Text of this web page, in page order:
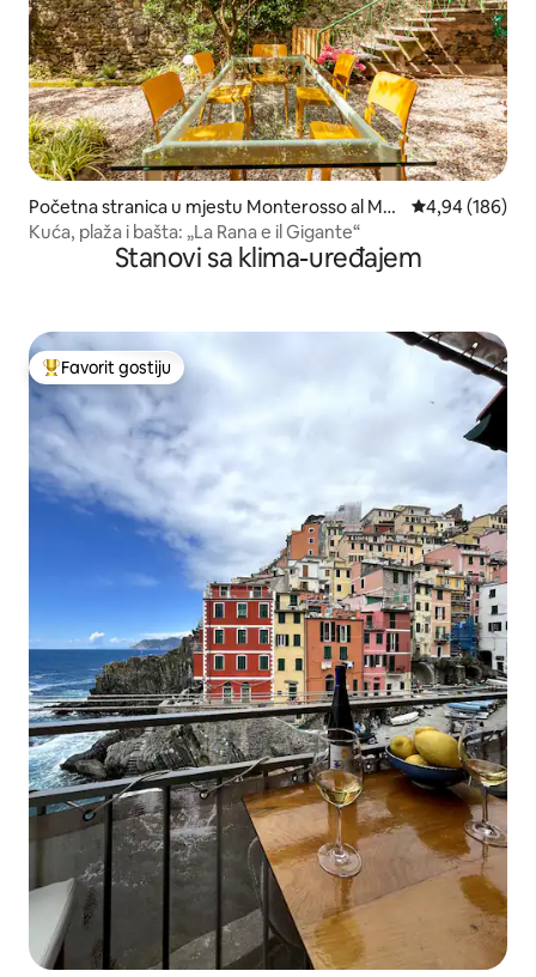
Početna stranica u mjestu Monterosso al Mar
e
prosječna
4,94 (186)
Kuća, plaža i bašta: „La Rana e il Gigante“
Stanovi sa klima-uređajem
Glavni favorit gostiju
Favorit gostiju